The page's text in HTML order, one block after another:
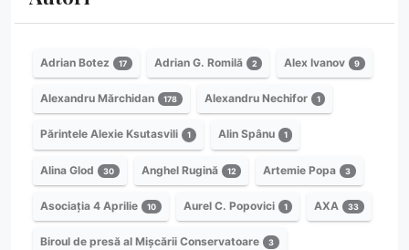
Adrian Botez 17 Adrian G. Romilă 2 Alex Ivanov 9
Alexandru Mărchidan 178 Alexandru Nechifor 1
Părintele Alexie Ksutasvili 1 Alin Spânu 1
Alina Glod 30 Anghel Rugină 12 Artemie Popa 3
Asociația 4 Aprilie 10 Aurel C. Popovici 1 AXA 33
Biroul de presă al Mișcării Conservatoare 3